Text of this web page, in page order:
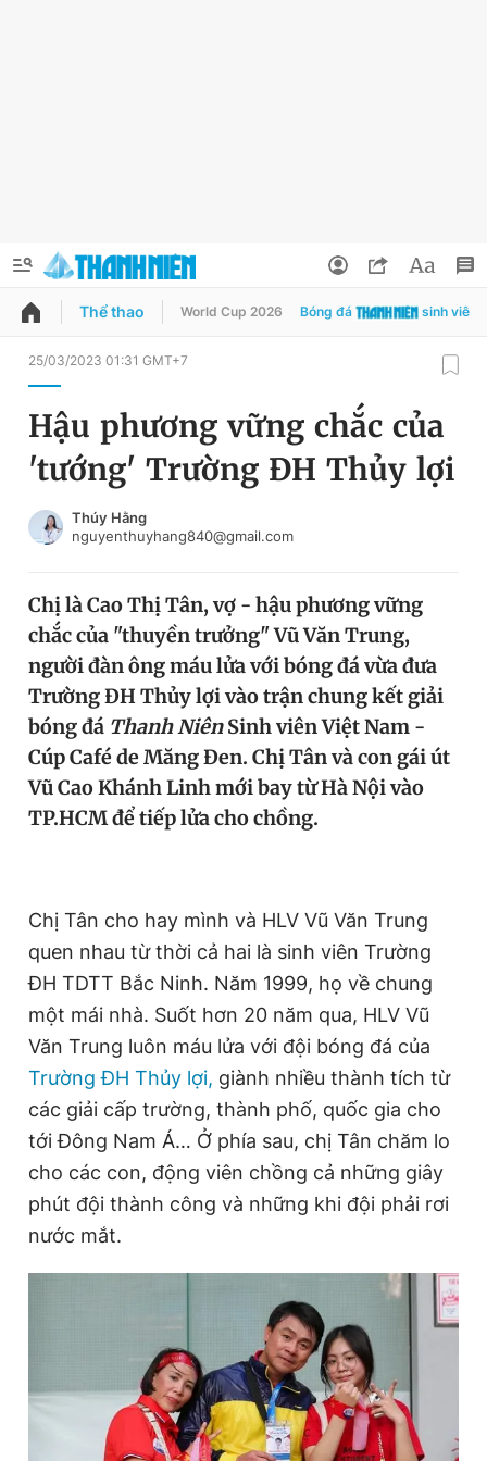
QUẢNG CÁO ĐẶT BÁO
Chuyên mục
Chuyên mục khác
Tin thị trường Tin 360
Video Magazine
Sản phẩm khác
Tiện ích Bạn cần biết
Đọc Thanh Niên trên điện thoại
Theo dõi báo trên
Hotline
Tòa soạn Chính sách bảo
Tổng biên tập: Nguyễn Ngọc Toàn
Phó tổng biên tập thường trực: Hải Thành
Phó tổng biên tập: Lâm Hiếu Dũng
Phó tổng biên tập: Trần Việt Hưng
Tổng thư ký tòa soạn: Đức Trung
Đổi mật khẩu
Tin đã lưu
Tin đã xem
Đăng xuất
Thể thao World Cup 2026 Bóng đá sinh viên
25/03/2023 01:31 GMT+7
Hậu phương vững chắc của
'tướng' Trường ĐH Thủy lợi
Thúy Hằng
nguyenthuyhang840@gmail.com
Chị là Cao Thị Tân, vợ - hậu phương vững
chắc của "thuyền trưởng" Vũ Văn Trung,
người đàn ông máu lửa với bóng đá vừa đưa
Trường ĐH Thủy lợi vào trận chung kết giải
bóng đá Thanh NiênSinh viên Việt Nam -
Cúp Café de Măng Đen. Chị Tân và con gái út
Vũ Cao Khánh Linh mới bay từ Hà Nội vào
TP.HCM để tiếp lửa cho chồng.
Chị Tân cho hay mình và HLV Vũ Văn Trung
quen nhau từ thời cả hai là sinh viên Trường
ĐH TDTT Bắc Ninh. Năm 1999, họ về chung
một mái nhà. Suốt hơn 20 năm qua, HLV Vũ
Văn Trung luôn máu lửa với đội bóng đá của
Trường ĐH Thủy lợi, giành nhiều thành tích từ
các giải cấp trường, thành phố, quốc gia cho
tới Đông Nam Á… Ở phía sau, chị Tân chăm lo
cho các con, động viên chồng cả những giây
phút đội thành công và những khi đội phải rơi
nước mắt.